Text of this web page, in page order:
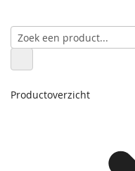
Productoverzicht